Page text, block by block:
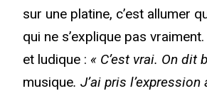
sur une platine, c’est allumer
qui ne s’explique pas
et ludique : « C’est vrai. On dit
musique. J’ai pris